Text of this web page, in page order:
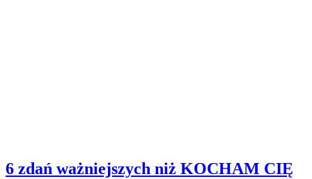
6 zdań ważniejszych niż KOCHAM CIĘ